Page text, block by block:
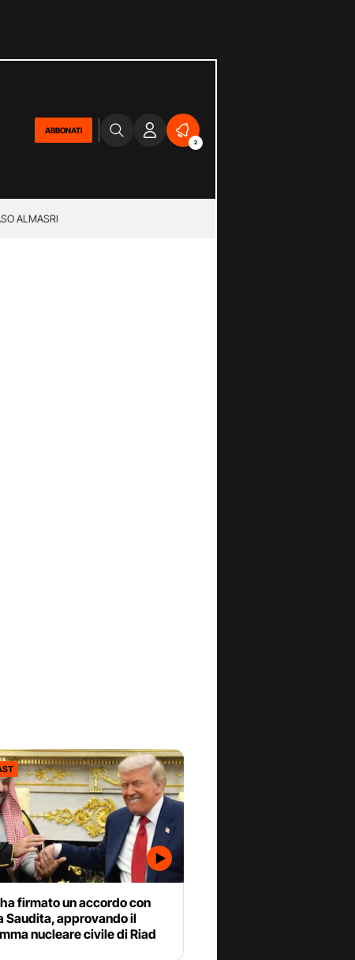
ABBONATI
2
ALMASRI
firmato un accordo con
Saudita, approvando il
nucleare civile di Riad